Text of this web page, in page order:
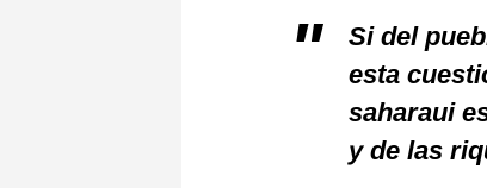
Si del
esta
saharaui
y de las